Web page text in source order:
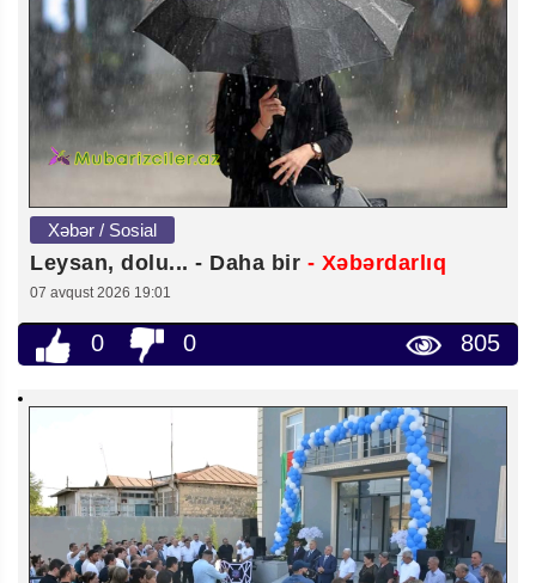
Xəbər / Sosial
Leysan, dolu... - Daha bir - Xəbərdarlıq
07 avqust 2026 19:01
0 0 805